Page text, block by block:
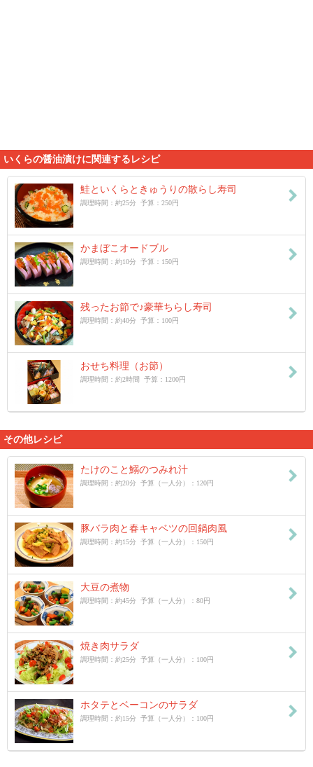
いくらの醤油漬けに関連するレシピ
鮭といくらときゅうりの散らし寿司
調理時間：約25分 予算：250円
かまぼこオードブル
調理時間：約10分 予算：150円
残ったお節で♪豪華ちらし寿司
調理時間：約40分 予算：100円
おせち料理（お節）
調理時間：約2時間 予算：1200円
その他レシピ
たけのこと鰯のつみれ汁
調理時間：約20分 予算（一人分）：120円
豚バラ肉と春キャベツの回鍋肉風
調理時間：約15分 予算（一人分）：150円
大豆の煮物
調理時間：約45分 予算（一人分）：80円
焼き肉サラダ
調理時間：約25分 予算（一人分）：100円
ホタテとベーコンのサラダ
調理時間：約15分 予算（一人分）：100円